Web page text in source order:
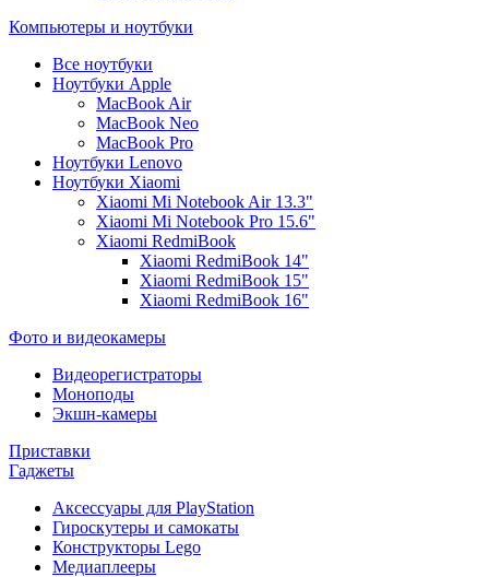
Компьютеры и ноутбуки
Все ноутбуки
Ноутбуки Apple
MacBook Air
MacBook Neo
MacBook Pro
Ноутбуки Lenovo
Ноутбуки Xiaomi
Xiaomi Mi Notebook Air 13.3"
Xiaomi Mi Notebook Pro 15.6"
Xiaomi RedmiBook
Xiaomi RedmiBook 14"
Xiaomi RedmiBook 15"
Xiaomi RedmiBook 16"
Фото и видеокамеры
Видеорегистраторы
Моноподы
Экшн-камеры
Приставки
Гаджеты
Аксессуары для PlayStation
Гироскутеры и самокаты
Конструкторы Lego
Медиаплееры